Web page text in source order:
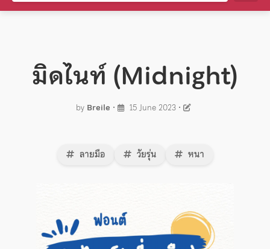
มิดไนท์ (Midnight)
by Breile • 15 June 2023 •
ลายมือ วัยรุ่น หนา